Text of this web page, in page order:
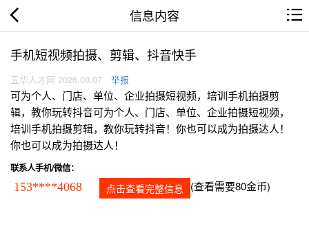
信息内容
手机短视频拍摄、剪辑、抖音快手
五华人才网 2026.08.07 举报
可为个人、门店、单位、企业拍摄短视频，培训手机拍摄剪
辑，教你玩转抖音可为个人、门店、单位、企业拍摄短视频，
培训手机拍摄剪辑，教你玩转抖音！你也可以成为拍摄达人！
你也可以成为拍摄达人！
联系人手机/微信：
153****4068 点击查看完整信息 (查看需要80金币)